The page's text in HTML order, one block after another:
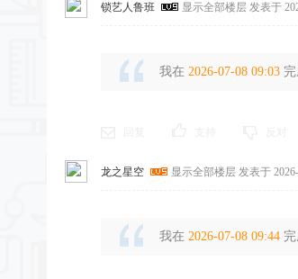
锁艺人鲁班 显示全部楼层 发表于
我在 2026-07-08 09:03
龙之星空 显示全部楼层 发表于
我在 2026-07-08 09:44